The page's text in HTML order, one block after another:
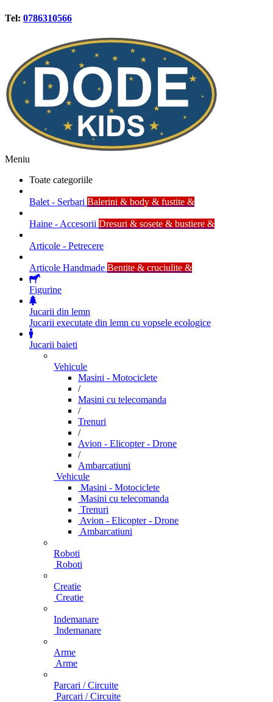
Tel: 0786310566
Meniu
Toate categoriile
Balet - Serbari Balerini & body & fustite &
Haine - Accesorii Dresuri & sosete & bustiere &
Articole - Petrecere
Articole Handmade Bentite & cruciulite &
Figurine
Jucarii din lemn
Jucarii executate din lemn cu vopsele ecologice
Jucarii baieti
Vehicule
Masini - Motociclete
/
Masini cu telecomanda
/
Trenuri
/
Avion - Elicopter - Drone
/
Ambarcatiuni
Vehicule
Masini - Motociclete
Masini cu telecomanda
Trenuri
Avion - Elicopter - Drone
Ambarcatiuni
Roboti
Roboti
Creatie
Creatie
Indemanare
Indemanare
Arme
Arme
Parcari / Circuite
Parcari / Circuite